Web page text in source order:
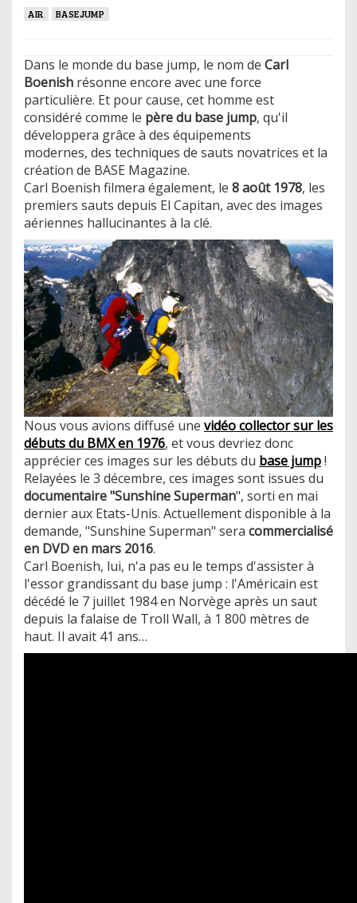
AIR BASEJUMP
Dans le monde du base jump, le nom de Carl
Boenish résonne encore avec une force
particulière. Et pour cause, cet homme est
considéré comme le père du base jump, qu'il
développera grâce à des équipements
modernes, des techniques de sauts novatrices et la
création de BASE Magazine.
Carl Boenish filmera également, le 8 août 1978, les
premiers sauts depuis El Capitan, avec des images
aériennes hallucinantes à la clé.
Nous vous avions diffusé une vidéo collector sur les
débuts du BMX en 1976, et vous devriez donc
apprécier ces images sur les débuts du base jump!
Relayées le 3 décembre, ces images sont issues du
documentaire "Sunshine Superman", sorti en mai
dernier aux Etats-Unis. Actuellement disponible à la
demande, "Sunshine Superman" sera commercialisé
en DVD en mars 2016.
Carl Boenish, lui, n'a pas eu le temps d'assister à
l'essor grandissant du base jump : l'Américain est
décédé le 7 juillet 1984 en Norvège après un saut
depuis la falaise de Troll Wall, à 1 800 mètres de
haut. Il avait 41 ans…